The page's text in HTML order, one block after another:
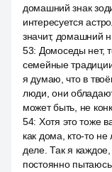
домашний знак
интересуется
значит, домашний н,
53: Домоседы нет,
семейные
я думаю, что в
люди, они
может быть, не
54: Хотя это тоже
как дома, кто-то
деле. Так я
постоянно